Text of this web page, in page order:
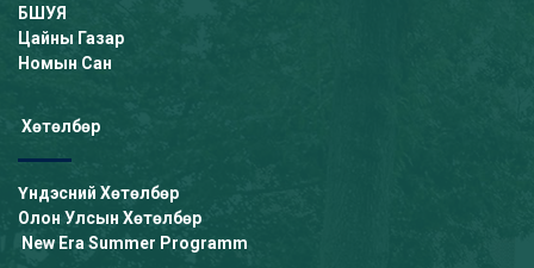
БШУЯ
Цайны Газар
Номын Сан
Хөтөлбөр
Үндэсний Хөтөлбөр
Олон Улсын Хөтөлбөр
New Era Summer Programm